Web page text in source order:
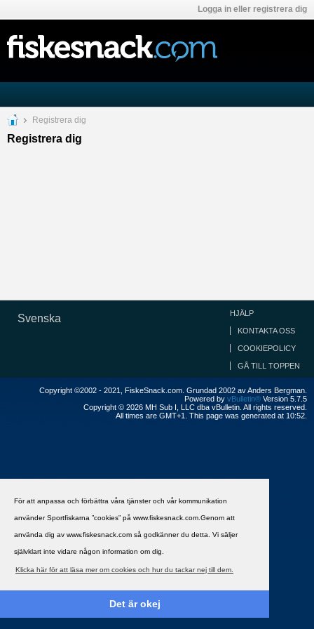
För att anpassa och förbättra våra tjänster och vår kommunikation
använder Sportfiskarna ”cookies” på www.fiskesnack.com.Genom att
använda dig av www.fiskesnack.com så godkänner du detta. Vi säljer
självklart inte vidare någon information om dig.
Klicka här för att läsa mer om cookies och hur du tackar nej till dem.
Det är okej
Logga in eller registrera dig
Registrera dig
Registrera dig
Svenska HJÄLP
KONTAKTA OSS
COOKIEPOLICY
GÅ TILL TOPPEN
Copyright ©2002 - 2021, FiskeSnack.com. Grundad 2002 av Anders Bergman.
Powered by vBulletin® Version 5.7.5
Copyright © 2026 MH Sub I, LLC dba vBulletin. All rights reserved.
All times are GMT+1. This page was generated at 10:52.